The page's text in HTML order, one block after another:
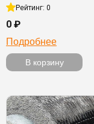
Рейтинг: 0
0 ₽
Подробнее
В корзину